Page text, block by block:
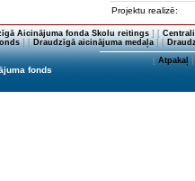
Projektu realizē:
Aicinājuma fonda Skolu reitings] [
] [Draudzīgā aicinājuma medaļa] [
[Atpakaļ]
fonds